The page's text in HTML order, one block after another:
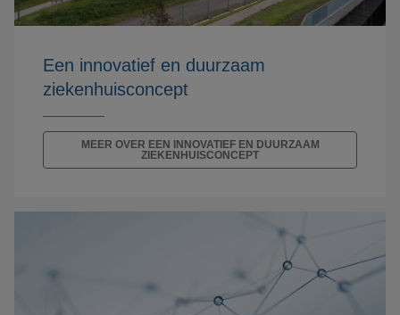
Een innovatief en duurzaam
ziekenhuisconcept
MEER OVER EEN INNOVATIEF EN DUURZAAM
ZIEKENHUISCONCEPT